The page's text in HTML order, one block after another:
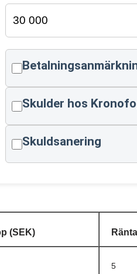
Skulder hos
Skuldsanering
(SEK)
5